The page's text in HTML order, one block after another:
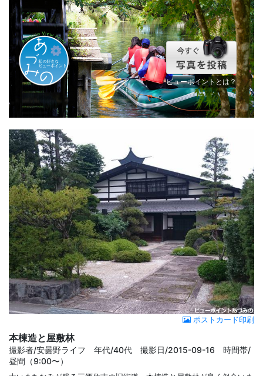
ビューポイントとは？
ポストカード印刷
本棟造と屋敷林
撮影者/安曇野ライフ 年代/40代 撮影日/2015-09-16 時間帯/
昼間（9:00〜）